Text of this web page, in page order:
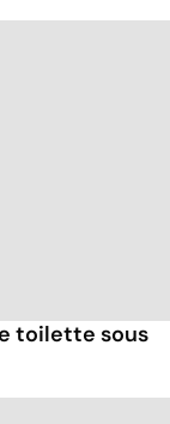
toilette sous